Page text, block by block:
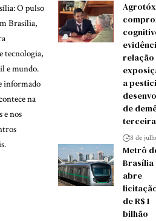
O pulso
Brasília,
tecnologia,
e mundo.
informado
na
e nos
a
de
8 de
Metrô
Brasília
abre
de R$ 1
bilhão